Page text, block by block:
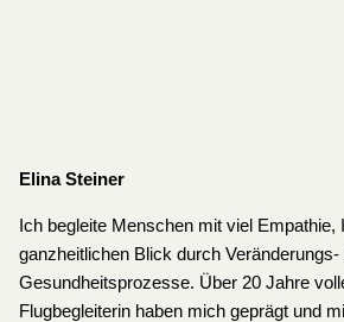
Elina Steiner
Ich begleite Menschen mit viel Empathie,
ganzheitlichen Blick durch Veränderungs-
Gesundheitsprozesse. Über 20 Jahre
Flugbegleiterin haben mich geprägt und